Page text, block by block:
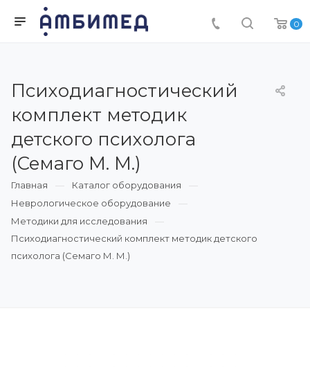
0
Психодиагностический
комплект методик
детского психолога
(Семаго М. М.)
Главная
Каталог оборудования
Неврологическое оборудование
Методики для исследования
Психодиагностический комплект методик детского
психолога (Семаго М. М.)